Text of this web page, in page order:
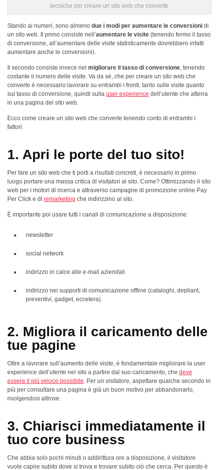
tecniche per creare un sito web che converte
Stando ai numeri, sono almeno due i modi per aumentare le conversioni di
un sito web. Il primo consiste nell’aumentare le visite (tenendo fermo il tasso
di conversione, all’aumentare delle visite statisticamente dovrebbero infatti
aumentare anche le conversioni).
Il secondo consiste invece nel migliorare il tasso di conversione, tenendo
costante il numero delle visite. Va da sé, che per creare un sito web che
converte è necessario lavorare su entrambi i fronti, tanto sulle visite quanto
sul tasso di conversione, quindi sulla user experience dell’utente che atterra
in una pagina del sito web.
Ecco come creare un sito web che converte tenendo conto di entrambi i
fattori:
1. Apri le porte del tuo sito!
Per fare un sito web che ti porti a risultati concreti, è necessario in primo
luogo portare una massa critica di visitatori al sito. Come? Ottimizzando il sito
web per i motori di ricerca e attraverso campagne di promozione online Pay
Per Click e di remarketing che indirizzino al sito.
È importante poi usare tutti i canali di comunicazione a disposizione:
newsletter
social network
indirizzo in calce alle e-mail aziendali
indirizzo nei supporti di comunicazione offline (cataloghi, depliant,
preventivi, gadget, eccetera).
2. Migliora il caricamento delle
tue pagine
Oltre a lavorare sull’aumento delle visite, è fondamentale migliorare la user
experience dell’utente nel sito a partire dal suo caricamento, che deve
essere il più veloce possibile. Per un visitatore, aspettare qualche secondo in
più per consultare una pagina è già un buon motivo per abbandonarlo,
rivolgendosi altrove.
3. Chiarisci immediatamente il
tuo core business
Che abbia solo pochi minuti o addirittura ore a disposizione, il visitatore
vuole capire subito dove si trova e trovare subito ciò che cerca. Per questo è